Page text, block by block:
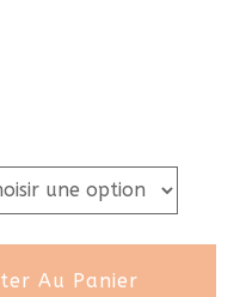
Au Panier